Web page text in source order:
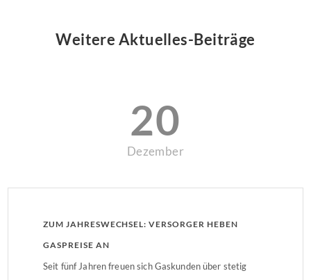
Weitere Aktuelles-Beiträge
20
Dezember
ZUM JAHRESWECHSEL: VERSORGER HEBEN
GASPREISE AN
Seit fünf Jahren freuen sich Gaskunden über stetig